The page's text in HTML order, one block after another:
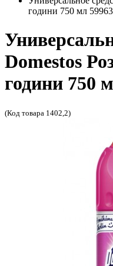
години 750 мл
Domestos
години 750
(Код товара 1402,2)